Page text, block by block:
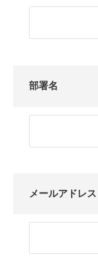
部署名
メールアドレス